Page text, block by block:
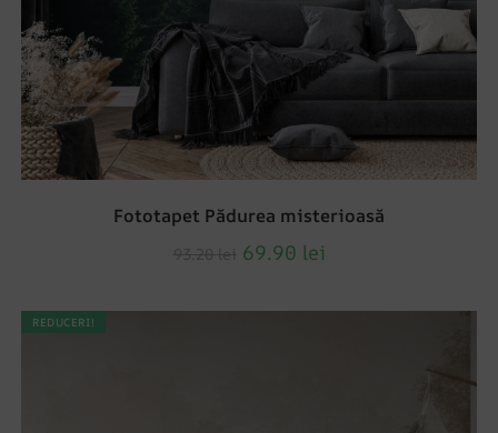
Fototapet Pădurea misterioasă
69.90 lei
REDUCERI!